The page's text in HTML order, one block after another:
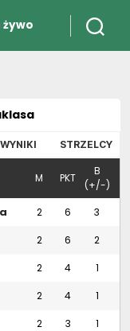
żywo
WYNIKI STRZELCY
M PKT
B
(+/-)
2 6 3
2 6 2
2 4 1
2 4 1
2 3 1